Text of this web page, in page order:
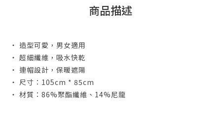
商品描述
・ 造型可愛，男女適用
・ 超細纖維，吸水快乾
・ 連帽設計，保暖遮陽
・ 尺寸：105cm * 85cm
・ 材質：86%聚酯纖維、14%尼龍